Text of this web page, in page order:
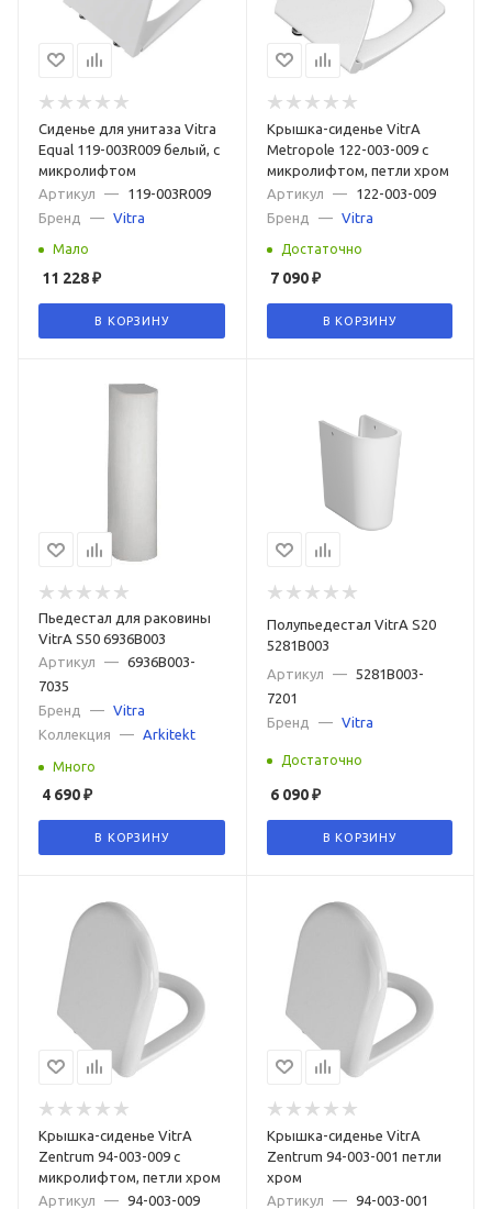
Сиденье для унитаза Vitra
Equal 119-003R009 белый, с
микролифтом
Артикул
—
119-003R009
Бренд
— Vitra
Мало
11 228₽
В КОРЗИНУ
Крышка-сиденье VitrA
Metropole 122-003-009 с
микролифтом, петли хром
Артикул
—
122-003-009
Бренд
— Vitra
Достаточно
7 090₽
В КОРЗИНУ
Пьедестал для раковины
VitrA S50 6936B003
Артикул
— 6936B003-
7035
Бренд
— Vitra
Коллекция
— Arkitekt
Много
4 690₽
В КОРЗИНУ
Полупьедестал VitrA S20
5281B003
Артикул
—
5281B003-
7201
Бренд
— Vitra
Достаточно
6 090₽
В КОРЗИНУ
Крышка-сиденье VitrA
Zentrum 94-003-009 с
микролифтом, петли хром
Артикул
— 94-003-009
Крышка-сиденье VitrA
Zentrum 94-003-001 петли
хром
Артикул
—
94-003-001